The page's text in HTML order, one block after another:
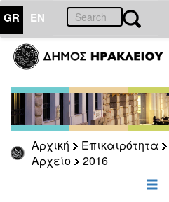
GR EN
Αρχική Επικαιρότητα
Αρχείο
2016
ΕΠΙΚΑΙΡΟΤΗΤΑ
Τύπου
Αρχείο
2026
2025